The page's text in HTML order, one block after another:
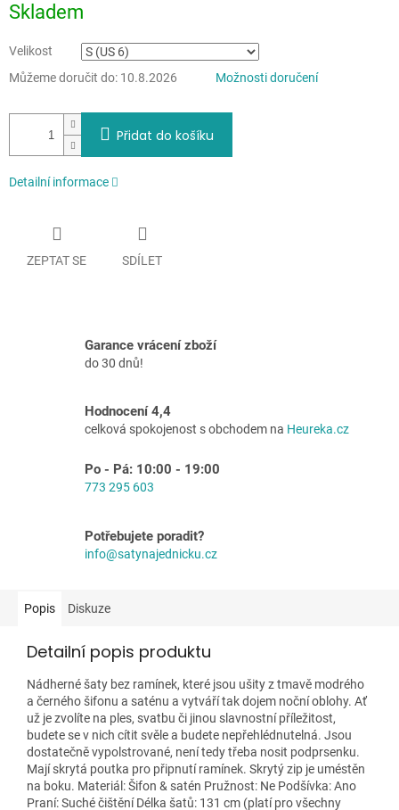
cena:
Skladem
Velikost
Můžeme doručit do: 10.8.2026 Možnosti doručení
Přidat do košíku
Detailní informace
ZEPTAT SE SDÍLET
Garance vrácení zboží
do 30 dnů!
Hodnocení 4,4
celková spokojenost s obchodem na Heureka.cz
Po - Pá: 10:00 - 19:00
773 295 603
Potřebujete poradit?
info@satynajednicku.cz
Popis Diskuze
Detailní popis produktu
Nádherné šaty bez ramínek, které jsou ušity z tmavě modrého
a černého šifonu a saténu a vytváří tak dojem noční oblohy. Ať
už je zvolíte na ples, svatbu či jinou slavnostní příležitost,
budete se v nich cítit svěle a budete nepřehlédnutelná. Jsou
dostatečně vypolstrované, není tedy třeba nosit podprsenku.
Mají skrytá poutka pro připnutí ramínek. Skrytý zip je uméstěn
na boku. Materiál: Šifon & satén Pružnost: Ne Podšívka: Ano
Praní: Suché čištění Délka šatů: 131 cm (platí pro všechny